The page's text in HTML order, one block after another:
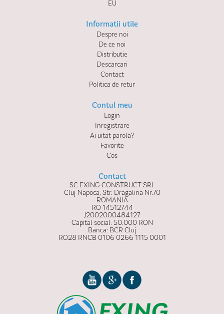
EU
Informatii utile
Despre noi
De ce noi
Distributie
Descarcari
Contact
Politica de retur
Contul meu
Login
Inregistrare
Ai uitat parola?
Favorite
Cos
Contact
SC EXING CONSTRUCT SRL
Cluj-Napoca, Str. Dragalina Nr.70
ROMANIA
RO 14512744
J2002000484127
Capital social: 50.000 RON
Banca: BCR Cluj
RO28 RNCB 0106 0266 1115 0001